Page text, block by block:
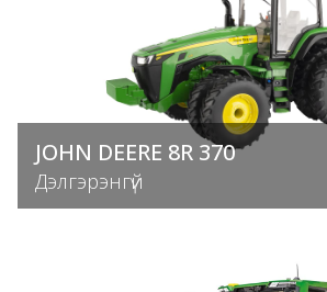
JOHN DEERE 8R 370
Дэлгэрэнгүй